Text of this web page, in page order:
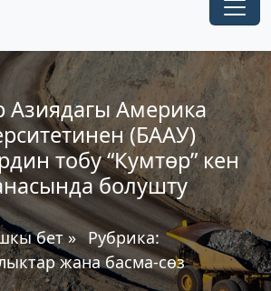
Азиядагы Америка
(БААУ)
тобу “Кумтɵр” кен
болушту
бет» Рубрика:
жана басма-сөз